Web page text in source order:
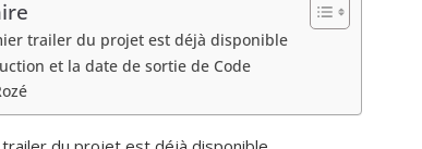
trailer du projet est déjà disponible
et la date de sortie de Code